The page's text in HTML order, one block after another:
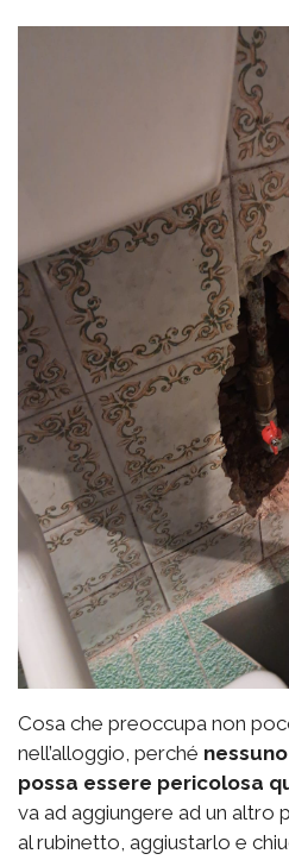
Cosa che preoccupa non
nell’alloggio, perché
possa essere pericolosa
va ad aggiungere ad un altro
al rubinetto, aggiustarlo e